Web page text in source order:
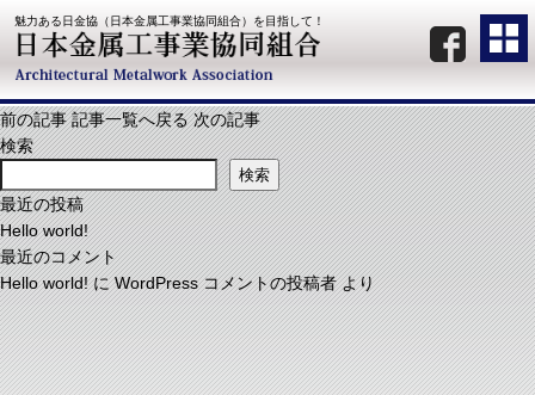
魅力ある日金協（日本金属工事業協同組合）を目指して！
前の記事 記事一覧へ戻る 次の記事
検索
検索
最近の投稿
Hello world!
最近のコメント
Hello world!にWordPress コメントの投稿者より